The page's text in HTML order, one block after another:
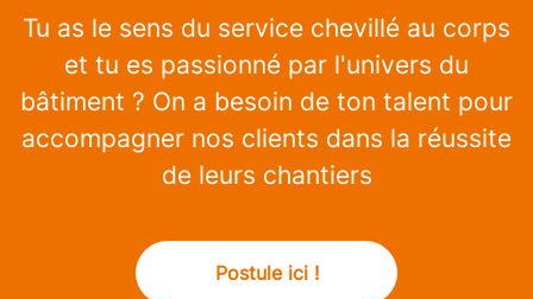
Tu as le sens du service chevillé au corps
et tu es passionné par l'univers du
bâtiment ? On a besoin de ton talent pour
accompagner nos clients dans la réussite
de leurs chantiers
Postule ici !